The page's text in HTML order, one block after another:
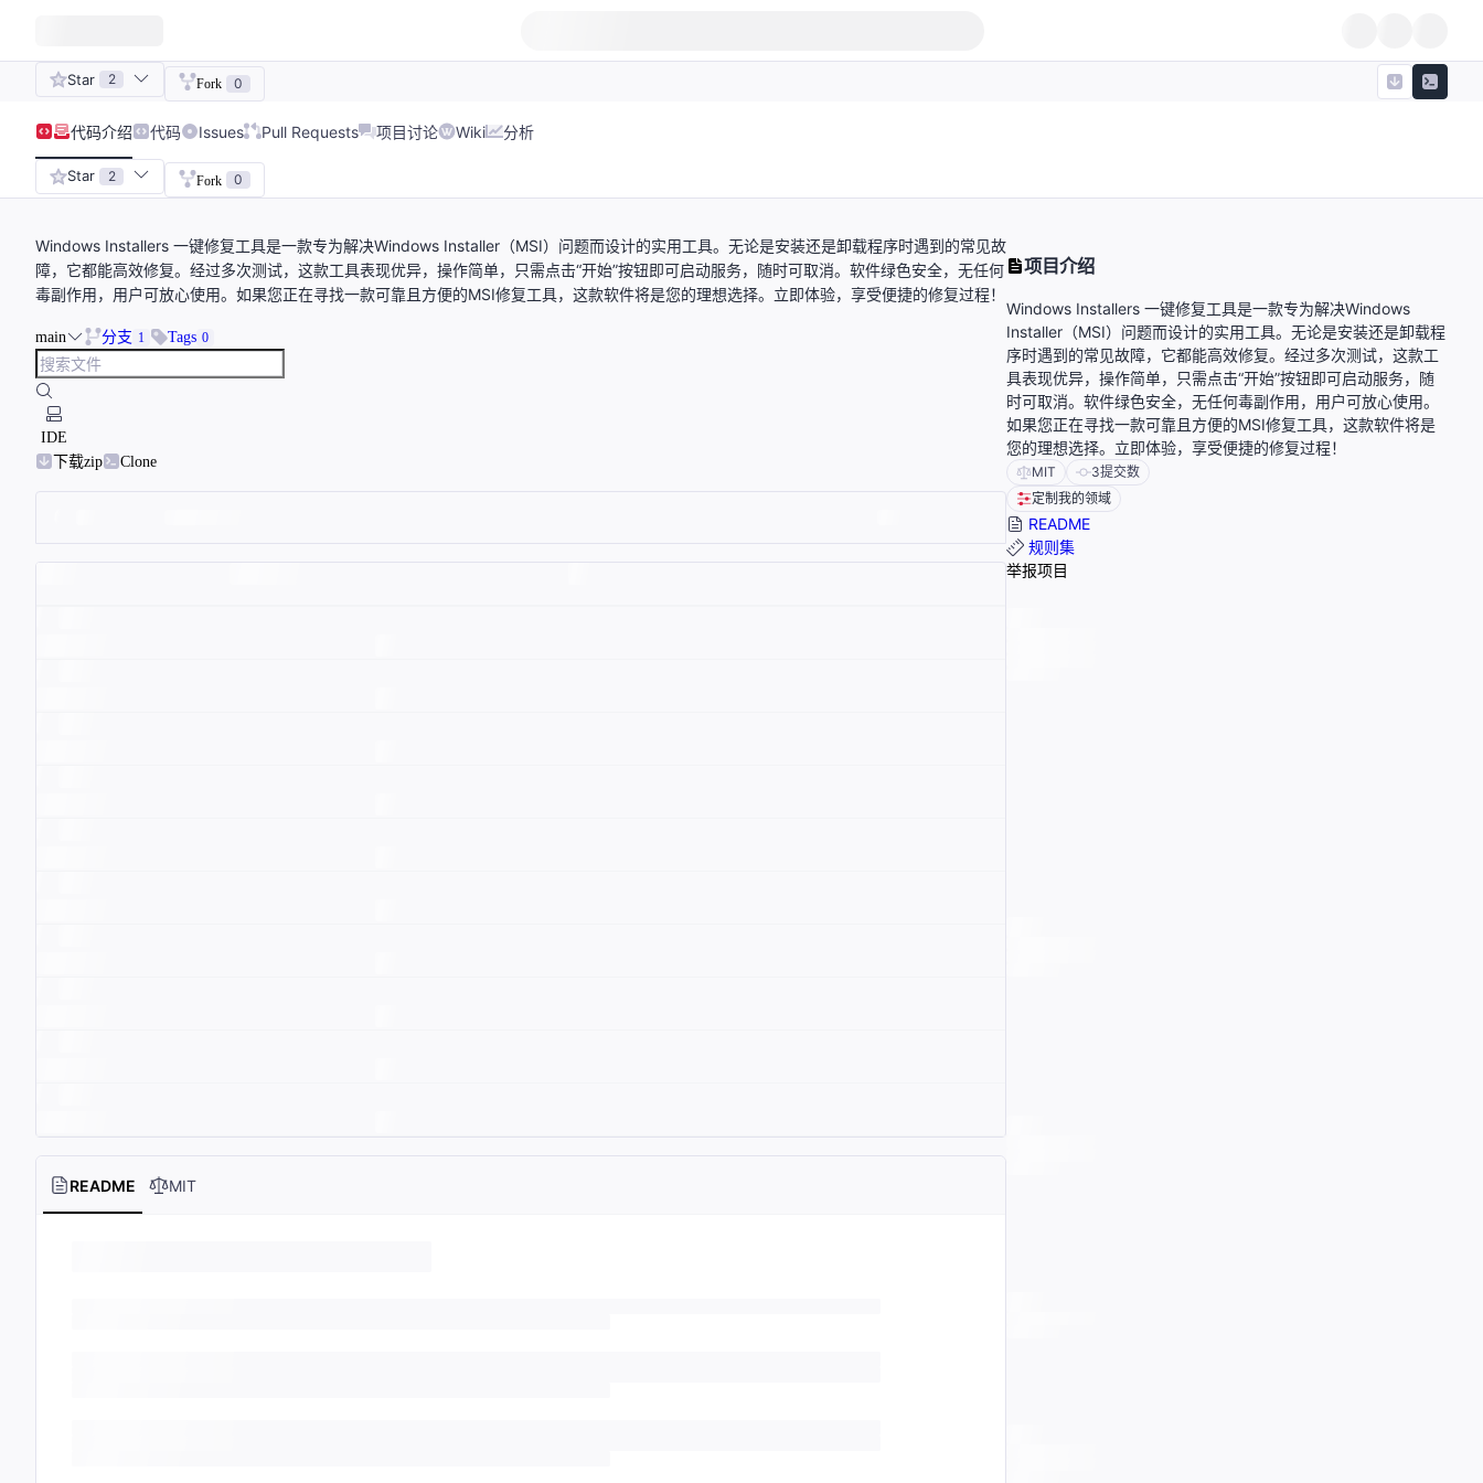
Star 2 Fork 0
代码介绍 代码 Issues Pull Requests 项目讨论 Wiki 分析
Star 2 Fork 0
Windows Installers 一键修复工具是一款专为解决Windows Installer（MSI）问题而设计的实用工具。无论是安装还是卸载程序时遇到的常见故
障，它都能高效修复。经过多次测试，这款工具表现优异，操作简单，只需点击“开始”按钮即可启动服务，随时可取消。软件绿色安全，无任何
毒副作用，用户可放心使用。如果您正在寻找一款可靠且方便的MSI修复工具，这款软件将是您的理想选择。立即体验，享受便捷的修复过程！
main 分支 1 Tags 0
IDE
下载zip
Clone
README MIT
项目介绍
Windows Installers 一键修复工具是一款专为解决Windows
Installer（MSI）问题而设计的实用工具。无论是安装还是卸载程
序时遇到的常见故障，它都能高效修复。经过多次测试，这款工
具表现优异，操作简单，只需点击“开始”按钮即可启动服务，随
时可取消。软件绿色安全，无任何毒副作用，用户可放心使用。
如果您正在寻找一款可靠且方便的MSI修复工具，这款软件将是
您的理想选择。立即体验，享受便捷的修复过程！
MIT 3提交数
定制我的领域
README
规则集
举报项目